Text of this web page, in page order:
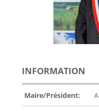
INFORMATION
Maire/Président: